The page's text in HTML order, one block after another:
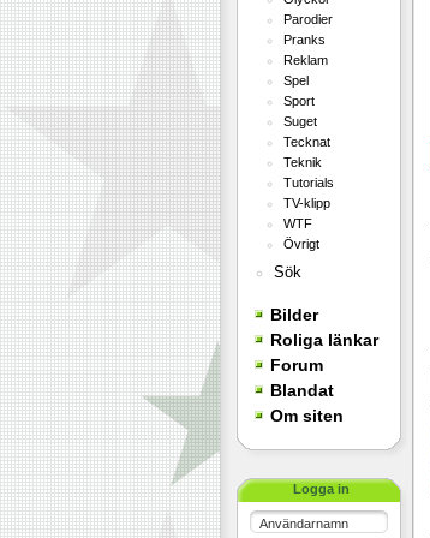
Parodier
Pranks
Reklam
Spel
Sport
Suget
Tecknat
Teknik
Tutorials
TV-klipp
WTF
Övrigt
Sök
Bilder
Roliga länkar
Forum
Blandat
Om siten
Logga in
Användarnamn